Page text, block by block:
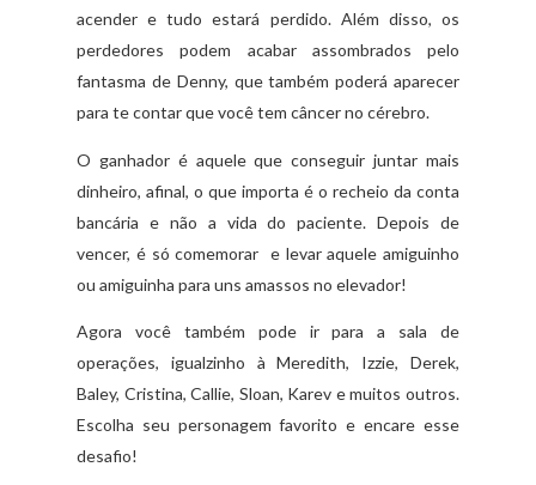
acender e tudo estará perdido. Além disso, os
perdedores podem acabar assombrados pelo
fantasma de Denny, que também poderá aparecer
para te contar que você tem câncer no cérebro.
O ganhador é aquele que conseguir juntar mais
dinheiro, afinal, o que importa é o recheio da conta
bancária e não a vida do paciente. Depois de
vencer, é só comemorar e levar aquele amiguinho
ou amiguinha para uns amassos no elevador!
Agora você também pode ir para a sala de
operações, igualzinho à Meredith, Izzie, Derek,
Baley, Cristina, Callie, Sloan, Karev e muitos outros.
Escolha seu personagem favorito e encare esse
desafio!